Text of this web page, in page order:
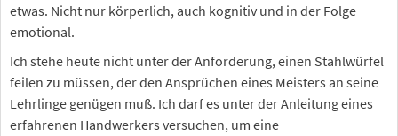
etwas. Nicht nur körperlich, auch kognitiv und in der Folge
emotional.
Ich stehe heute nicht unter der Anforderung, einen Stahlwürfel
feilen zu müssen, der den Ansprüchen eines Meisters an seine
Lehrlinge genügen muß. Ich darf es unter der Anleitung eines
erfahrenen Handwerkers versuchen, um eine